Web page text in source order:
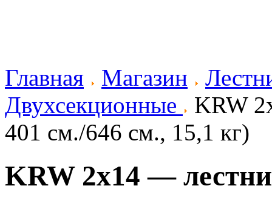
Главная Магазин
Двухсекционные
KRW
401 см./646 см., 15,1 кг)
KRW 2x14 —